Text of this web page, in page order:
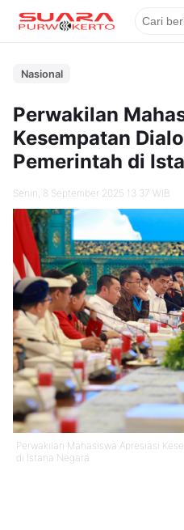
Nasional
Perwakilan
Kesempatan
Pemerintah di
Senin, 8 September 2025 13.37 WIB
Perwakilan Mahasiswa Apresiasi
di Istana Negara